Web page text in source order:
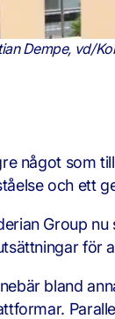
Dempe, vd/
något som
och ett
Group
för
bland